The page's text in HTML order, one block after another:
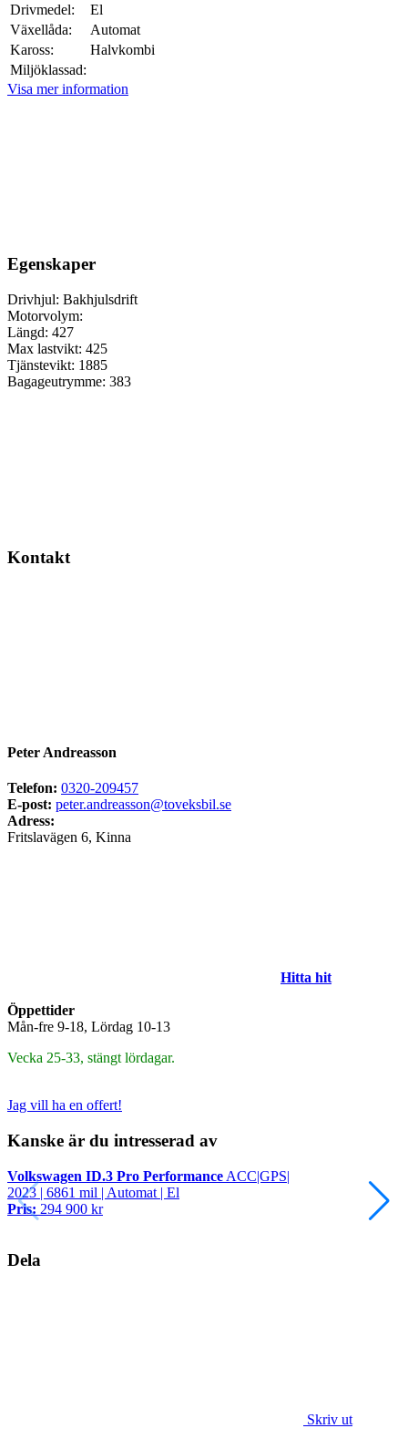
Drivmedel:
El
Växellåda:
Automat
Kaross:
Halvkombi
Miljöklassad:
Visa mer information
Egenskaper
Drivhjul: Bakhjulsdrift
Motorvolym:
Längd: 427
Max lastvikt: 425
Tjänstevikt: 1885
Bagageutrymme: 383
Kontakt
Peter Andreasson
Telefon: 0320-209457
E-post: peter.andreasson@toveksbil.se
Adress:
Fritslavägen 6, Kinna
Hitta hit
Öppettider
Mån-fre 9-18, Lördag 10-13
Vecka 25-33, stängt lördagar.
Jag vill ha en offert!
Kanske är du intresserad av
Volkswagen ID.3 Pro Performance ACC|GPS|
2023 | 6861 mil | Automat | El
Pris: 294 900 kr
Dela
Skriv ut